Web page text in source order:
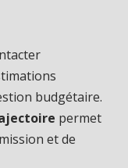
budgétaire.
permet
et de